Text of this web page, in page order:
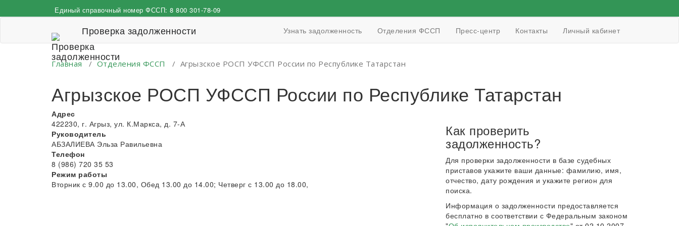
к
Единый справочный номер ФССП: 8 800 301-78-09
Проверка задолженности Узнать задолженность Отделения ФССП Пресс-центр Контакты Личный кабинет
Главная / Отделения ФССП / Агрызское РОСП УФССП России по Республике Татарстан
Агрызское РОСП УФССП России по Республике Татарстан
Адрес
422230, г. Агрыз, ул. К.Маркса, д. 7-А
Руководитель
АБЗАЛИЕВА Эльза Равильевна
Телефон
8 (986) 720 35 53
Режим работы
Вторник с 9.00 до 13.00, Обед 13.00 до 14.00; Четверг с 13.00 до 18.00,
Как проверить
задолженность?
Для проверки задолженности в базе судебных
приставов укажите ваши данные: фамилию, имя,
отчество, дату рождения и укажите регион для
поиска.
Информация о задолженности предоставляется
бесплатно в соответствии с Федеральным законом